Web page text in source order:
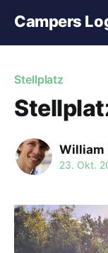
Campers
Stellplatz
William
23. Okt.